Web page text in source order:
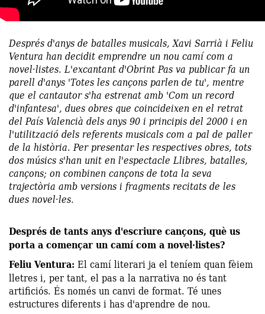
Després d'anys de batalles musicals, Xavi Sarrià i Feliu
Ventura han decidit emprendre un nou camí com a
novel·listes. L'excantant d'Obrint Pas va publicar fa un
parell d'anys 'Totes les cançons parlen de tu', mentre
que el cantautor s'ha estrenat amb 'Com un record
d'infantesa', dues obres que coincideixen en el retrat
del País Valencià dels anys 90 i principis del 2000 i en
l'utilització dels referents musicals com a pal de paller
de la història. Per presentar les respectives obres, tots
dos músics s'han unit en l'espectacle Llibres, batalles,
cançons; on combinen cançons de tota la seva
trajectòria amb versions i fragments recitats de les
dues novel·les.
Després de tants anys d'escriure cançons, què us
porta a començar un camí com a novel·listes?
Feliu Ventura: El camí literari ja el teníem quan fèiem
lletres i, per tant, el pas a la narrativa no és tant
artificiós. És només un canvi de format. Té unes
estructures diferents i has d'aprendre de nou.